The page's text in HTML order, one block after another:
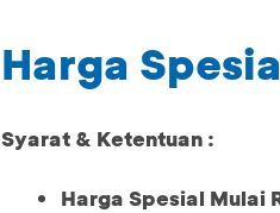
Harga
Syarat & Ketentuan :
Harga Spesial Mulai